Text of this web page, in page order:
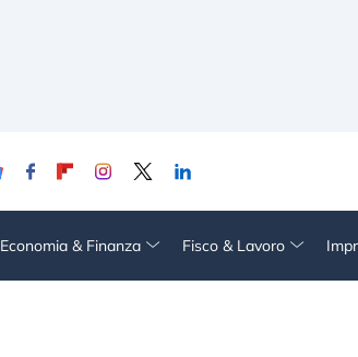
Economia & Finanza Fisco & Lavoro